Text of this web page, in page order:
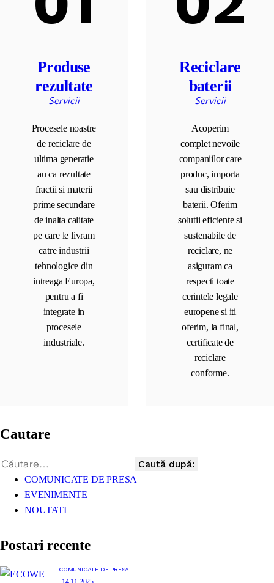
Produse
rezultate
Servicii
Procesele noastre
de reciclare de
ultima generatie
au ca rezultate
fractii si materii
prime secundare
de inalta calitate
pe care le livram
catre industrii
tehnologice din
intreaga Europa,
pentru a fi
integrate in
procesele
industriale.
Reciclare
baterii
Servicii
Acoperim
complet nevoile
companiilor care
produc, importa
sau distribuie
baterii. Oferim
solutii eficiente si
sustenabile de
reciclare, ne
asiguram ca
respecti toate
cerintele legale
europene si iti
oferim, la final,
certificate de
reciclare
conforme.
Cautare
COMUNICATE DE PRESA
EVENIMENTE
NOUTATI
Postari recente
COMUNICATE DE PRESA